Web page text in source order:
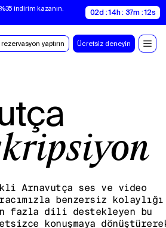
indirim kazanın.
02d : 14h : 37m : 11s
yaptırın Ücretsiz deneyin
Arnavutça ses ve video
benzersiz kolaylığı
fazla dili destekleyen bu
konuşmaya